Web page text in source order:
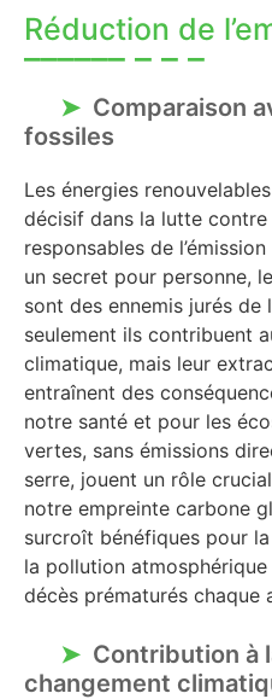
Réduction de
Comparaison
fossiles
Les énergies
décisif dans la lutte contre
responsables de
un secret pour personne,
sont des ennemis jurés de
seulement ils contribuent
climatique, mais leur
entraînent des
notre santé et pour les
vertes, sans émissions
serre, jouent un rôle
notre empreinte carbone
surcroît bénéfiques pour
la pollution
décès prématurés chaque
Contribution à
changement